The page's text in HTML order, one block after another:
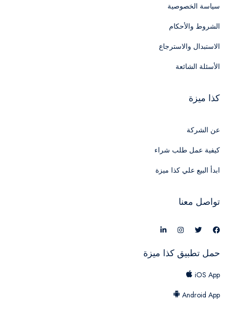
سياسة الخصوصية
الشروط والأحكام
الاستبدال والاسترجاع
الأسئلة الشائعة
كذا ميزة
عن الشركة
كيفية عمل طلب شراء
ابدأ البيع علي كذا ميزة
تواصل معنا
حمل تطبيق كذا ميزة
iOS App
Android App